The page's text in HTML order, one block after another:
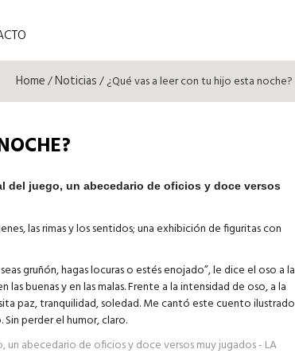
Home/Noticias/ ¿Qué vas a leer con tu hijo esta noche?
del juego, un abecedario de oficios y doce versos
las rimas y los sentidos; una exhibición de figuritas con
gruñón, hagas locuras o estés enojado”, le dice el oso a la
buenas y en las malas. Frente a la intensidad de oso, a la
paz, tranquilidad, soledad. Me cantó este cuento ilustrado
perder el humor, claro.
un abecedario de oficios y doce versos muy jugados - LA